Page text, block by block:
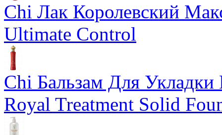
Chi Лак Королевский
Ultimate Control
Chi Бальзам Для
Royal Treatment Solid